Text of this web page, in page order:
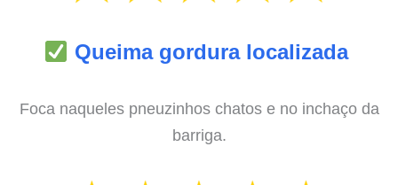
Queima gordura localizada
Foca naqueles pneuzinhos chatos e no inchaço da
barriga.